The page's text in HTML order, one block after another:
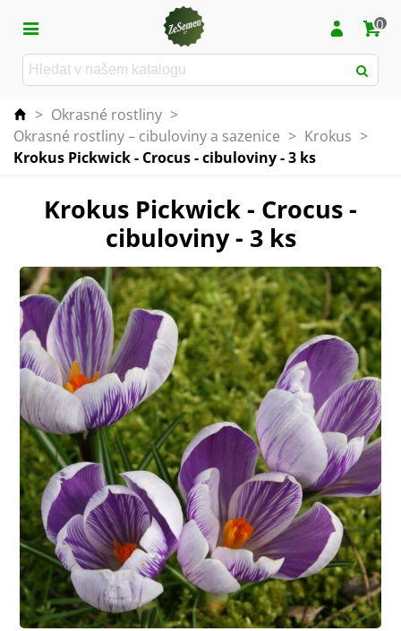
0
> Okrasné rostliny >
Okrasné rostliny – cibuloviny a sazenice > Krokus >
Krokus Pickwick - Crocus - cibuloviny - 3 ks
Krokus Pickwick - Crocus -
cibuloviny - 3 ks